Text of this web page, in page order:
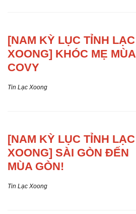
[NAM KỲ LỤC TỈNH LẠC
XOONG] KHÓC MẸ MÙA
COVY
Tin Lạc Xoong
[NAM KỲ LỤC TỈNH LẠC
XOONG] SÀI GÒN ĐẾN
MÙA GÒN!
Tin Lạc Xoong